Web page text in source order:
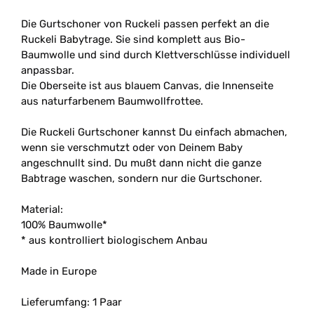
Die Gurtschoner von Ruckeli passen perfekt an die
Ruckeli Babytrage. Sie sind komplett aus Bio-
Baumwolle und sind durch Klettverschlüsse individuell
anpassbar.
Die Oberseite ist aus blauem Canvas, die Innenseite
aus naturfarbenem Baumwollfrottee.
Die Ruckeli Gurtschoner kannst Du einfach abmachen,
wenn sie verschmutzt oder von Deinem Baby
angeschnullt sind. Du mußt dann nicht die ganze
Babtrage waschen, sondern nur die Gurtschoner.
Material:
100% Baumwolle*
* aus kontrolliert biologischem Anbau
Made in Europe
Lieferumfang: 1 Paar